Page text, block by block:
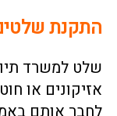
התקנת
שלט למשרד
אזיקונים או
לחבר אותם